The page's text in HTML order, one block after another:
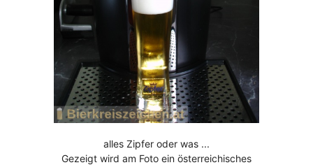
alles Zipfer oder was ...
Gezeigt wird am Foto ein österreichisches